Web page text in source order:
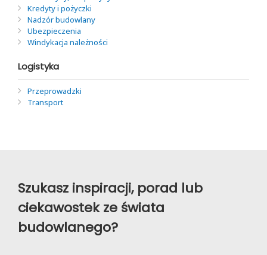
Kredyty i pożyczki
Nadzór budowlany
Ubezpieczenia
Windykacja należności
Logistyka
Przeprowadzki
Transport
Szukasz inspiracji, porad lub
ciekawostek ze świata
budowlanego?